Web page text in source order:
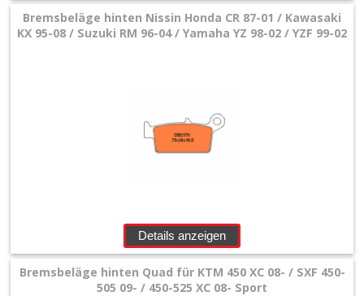
Bremsbeläge hinten Nissin Honda CR 87-01 / Kawasaki
KX 95-08 / Suzuki RM 96-04 / Yamaha YZ 98-02 / YZF 99-02
Details anzeigen
Bremsbeläge hinten Quad für KTM 450 XC 08- / SXF 450-
505 09- / 450-525 XC 08- Sport